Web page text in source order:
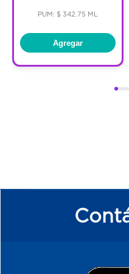
demostrado clínica
que reduce las
reaparición. Los
visibles después
durante la noche.
PUM: $ 342.75 ML
Agregar